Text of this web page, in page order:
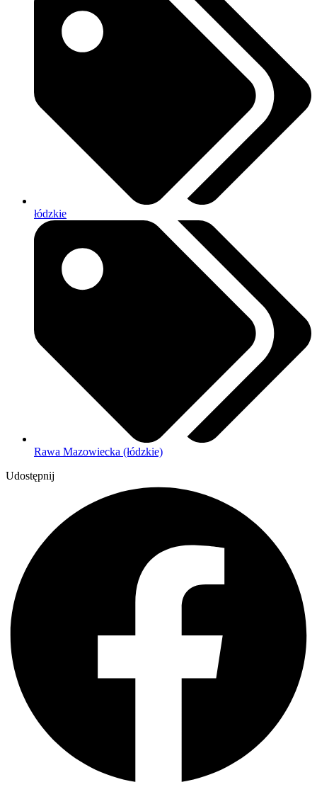
łódzkie
Rawa Mazowiecka (łódzkie)
Udostępnij